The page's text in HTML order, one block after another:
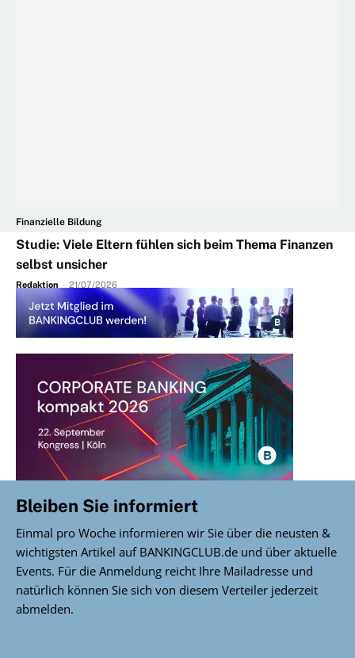
Finanzielle Bildung
Studie: Viele Eltern fühlen sich beim Thema Finanzen
selbst unsicher
Redaktion - 21/07/2026
Bleiben Sie informiert
Einmal pro Woche informieren wir Sie über die neusten &
wichtigsten Artikel auf BANKINGCLUB.de und über aktuelle
Events. Für die Anmeldung reicht Ihre Mailadresse und
natürlich können Sie sich von diesem Verteiler jederzeit
abmelden.